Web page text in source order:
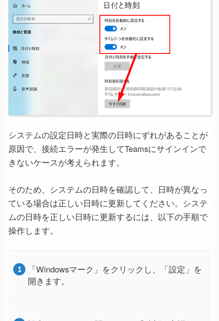
システムの設定日時と実際の日時にずれがあることが
原因で、接続エラーが発生してTeamsにサインインで
きないケースが考えられます。
そのため、システムの日時を確認して、日時が異なっ
ている場合は正しい日時に更新してください。システ
ムの日時を正しい日時に更新するには、以下の手順で
操作します。
「Windowsマーク」をクリックし、「設定」を
開きます。